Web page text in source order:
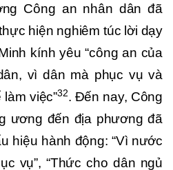
Công an nhân dân đã
hiện nghiêm túc lời dạy
kính yêu “công an của
vì dân mà phục vụ và
việc”32. Đến nay, Công
ương đến địa phương đã
hiệu hành động: “Vì nước
vụ”, “Thức cho dân ngủ